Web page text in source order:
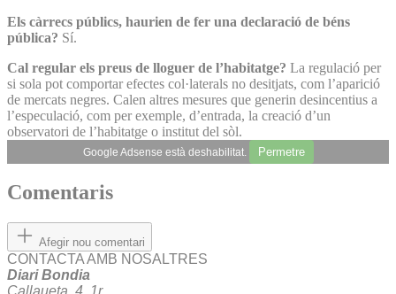
Els càrrecs públics, haurien de fer una declaració de béns
pública? Sí.
Cal regular els preus de lloguer de l’habitatge? La regulació per
si sola pot comportar efectes col·laterals no desitjats, com l’aparició
de mercats negres. Calen altres mesures que generin desincentius a
l’especulació, com per exemple, d’entrada, la creació d’un
observatori de l’habitatge o institut del sòl.
Google Adsense està deshabilitat. Permetre
Comentaris
Afegir nou comentari
CONTACTA AMB NOSALTRES
Diari Bondia